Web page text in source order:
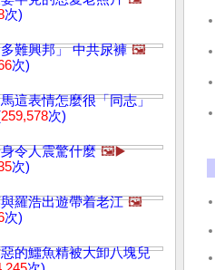
次)
難興邦」 中共尿褲 🖼️
次)
這表情怎麼很「同志」
259,578次)
令人震驚什麼 🖼️▶️
次)
羅浩出遊帶着老江 🖼️
次)
的鱷魚精被大卸八塊兒